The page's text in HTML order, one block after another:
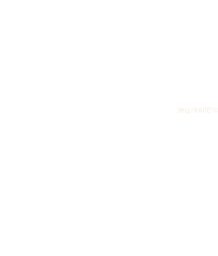
ЭКЦ "КАЛЕ"©